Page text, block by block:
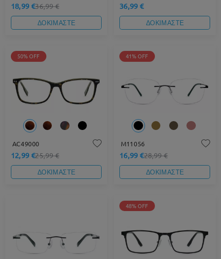
18,99 €36,99 €
ΔΟΚΙΜΑΣΤΕ
36,99 €
ΔΟΚΙΜΑΣΤΕ
50% OFF
AC49000
12,99 €25,99 €
ΔΟΚΙΜΑΣΤΕ
41% OFF
M11056
16,99 €28,99 €
ΔΟΚΙΜΑΣΤΕ
48% OFF